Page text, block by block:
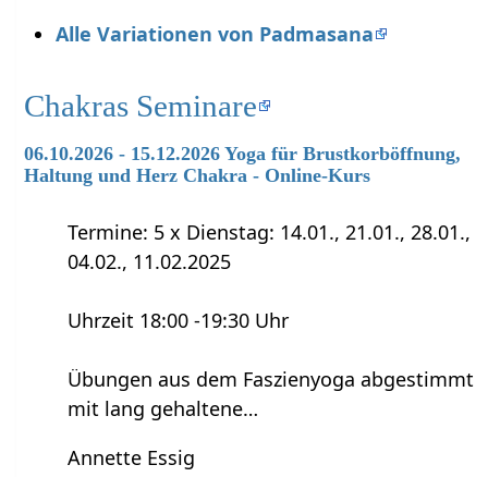
Alle Variationen von Padmasana
Chakras Seminare
06.10.2026 - 15.12.2026 Yoga für Brustkorböffnung,
Haltung und Herz Chakra - Online-Kurs
Termine: 5 x Dienstag: 14.01., 21.01., 28.01.,
04.02., 11.02.2025
Uhrzeit 18:00 -19:30 Uhr
Übungen aus dem Faszienyoga abgestimmt
mit lang gehaltene…
Annette Essig